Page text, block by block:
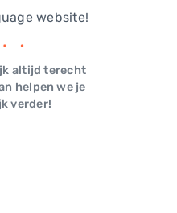
website!
altijd terecht
helpen we je
verder!